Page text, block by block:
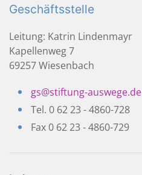
Geschäftsstelle
Leitung: Katrin Lindenmayr
Kapellenweg 7
69257 Wiesenbach
gs@stiftung-auswege.de
Tel. 0 62 23 - 4860-728
Fax 0 62 23 - 4860-729